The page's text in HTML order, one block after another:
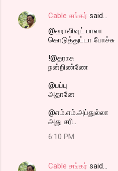
Cable சங்கர் said…
@ஹாலிவுட் பாலா
கொடுத்துட்டா போச்சு
!@தராசு
நன்றிண்ணே
@பப்பு
அதானே
@எம்.எம்.அப்துல்லா
அது சரி..
6:10 PM
Cable சங்கர் said…